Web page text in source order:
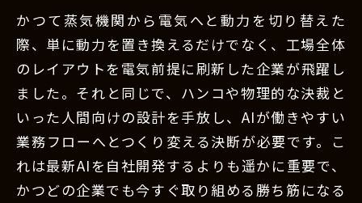
かつて蒸気機関から電気へと動力を切り替えた
際、単に動力を置き換えるだけでなく、工場全体
のレイアウトを電気前提に刷新した企業が飛躍し
ました。それと同じで、ハンコや物理的な決裁と
いった人間向けの設計を手放し、AIが働きやすい
業務フローへとつくり変える決断が必要です。こ
れは最新AIを自社開発するよりも遥かに重要で、
かつどの企業でも今すぐ取り組める勝ち筋になる